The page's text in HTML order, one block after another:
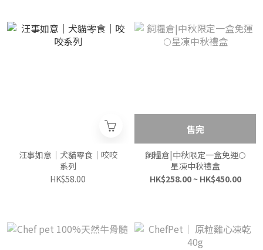
汪事如意｜犬貓零食｜咬咬
系列
HK$58.00
售完
飼糧倉|中秋限定一盒免運🌕
星凍中秋禮盒
HK$258.00 ~ HK$450.00